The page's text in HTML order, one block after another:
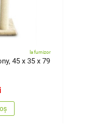
la furnizor
45 x 35 x 79